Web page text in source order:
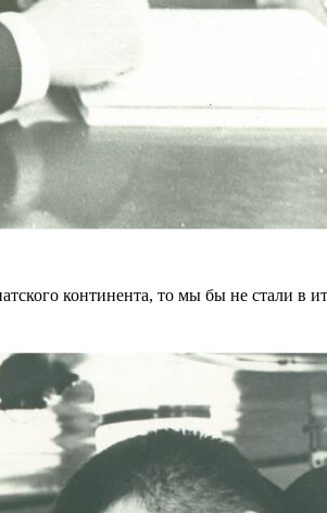
континента, то мы бы не стали в